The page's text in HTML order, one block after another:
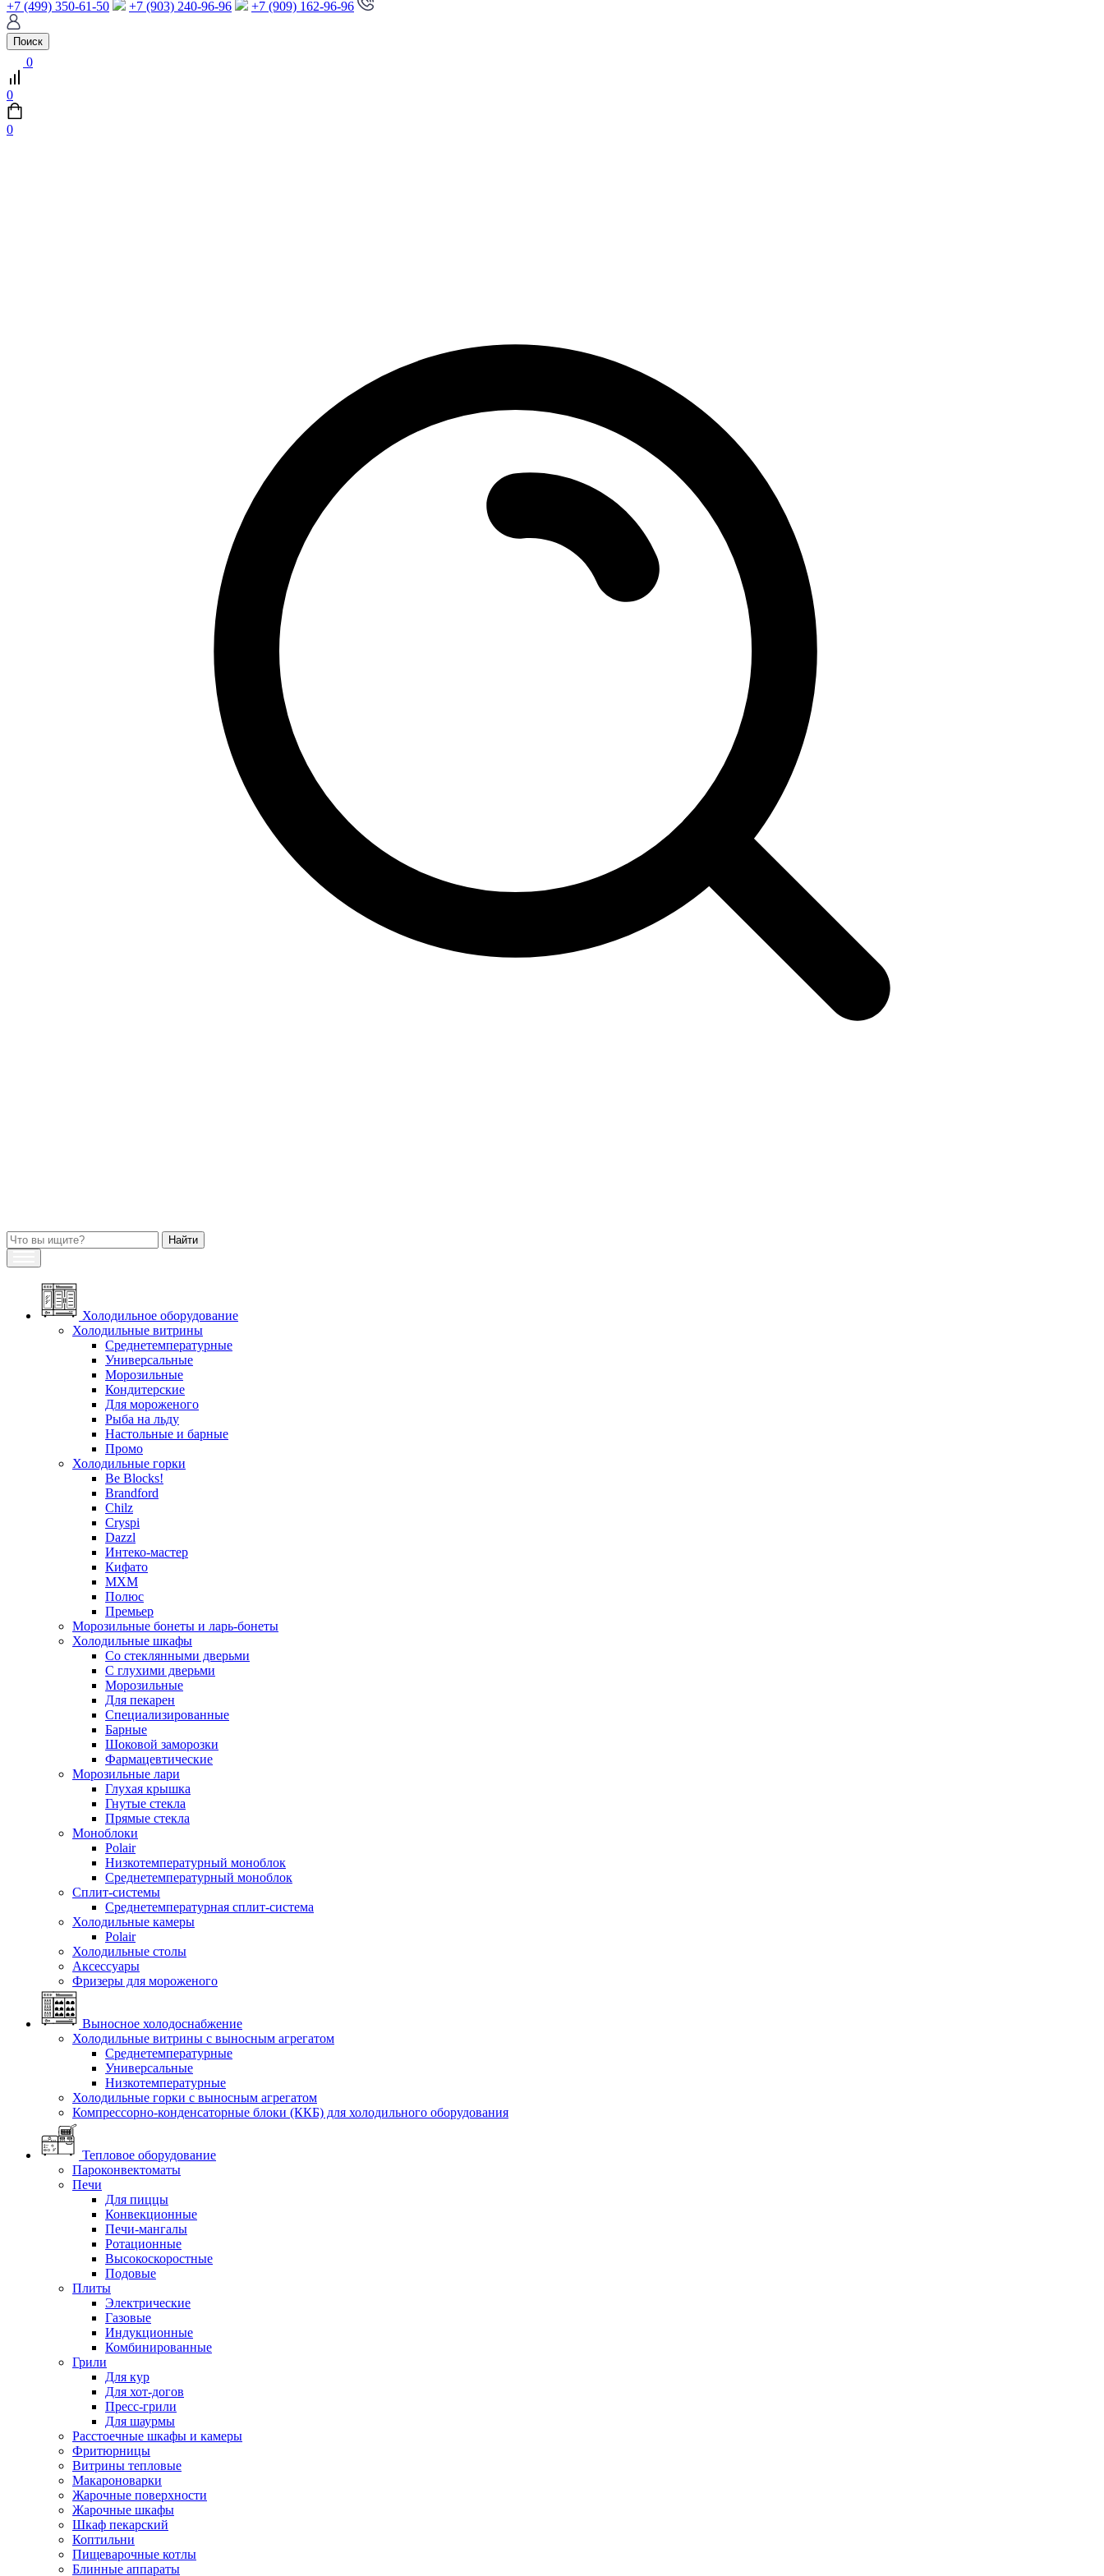
+7 (499) 350-61-50 +7 (903) 240-96-96 +7 (909) 162-96-96
Поиск
0
0
0
Холодильное оборудование
Холодильные витрины
Среднетемпературные
Универсальные
Морозильные
Кондитерские
Для мороженого
Рыба на льду
Настольные и барные
Промо
Холодильные горки
Be Blocks!
Brandford
Chilz
Cryspi
Dazzl
Интеко-мастер
Кифато
МХМ
Полюс
Премьер
Морозильные бонеты и ларь-бонеты
Холодильные шкафы
Со стеклянными дверьми
С глухими дверьми
Морозильные
Для пекарен
Специализированные
Барные
Шоковой заморозки
Фармацевтические
Морозильные лари
Глухая крышка
Гнутые стекла
Прямые стекла
Моноблоки
Polair
Низкотемпературный моноблок
Среднетемпературный моноблок
Сплит-системы
Среднетемпературная сплит-система
Холодильные камеры
Polair
Холодильные столы
Аксессуары
Фризеры для мороженого
Выносное холодоснабжение
Холодильные витрины с выносным агрегатом
Среднетемпературные
Универсальные
Низкотемпературные
Холодильные горки с выносным агрегатом
Компрессорно-конденсаторные блоки (ККБ) для холодильного оборудования
Тепловое оборудование
Пароконвектоматы
Печи
Для пиццы
Конвекционные
Печи-мангалы
Ротационные
Высокоскоростные
Подовые
Плиты
Электрические
Газовые
Индукционные
Комбинированные
Грили
Для кур
Для хот-догов
Пресс-грили
Для шаурмы
Расстоечные шкафы и камеры
Фритюрницы
Витрины тепловые
Макароноварки
Жарочные поверхности
Жарочные шкафы
Шкаф пекарский
Коптильни
Пищеварочные котлы
Блинные аппараты